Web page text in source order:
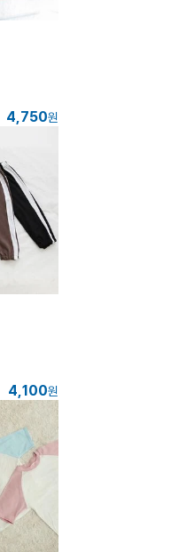
4,750원
4,100원